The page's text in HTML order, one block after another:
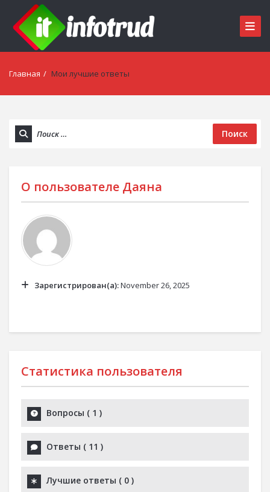
Главная / Мои лучшие ответы
Поиск
О пользователе Даяна
Зарегистрирован(а):November 26, 2025
Статистика пользователя
Вопросы ( 1 )
Ответы ( 11 )
Лучшие ответы ( 0 )